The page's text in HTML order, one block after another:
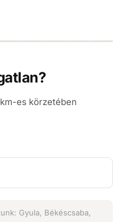
es körzetében
Gyula, Békéscsaba,